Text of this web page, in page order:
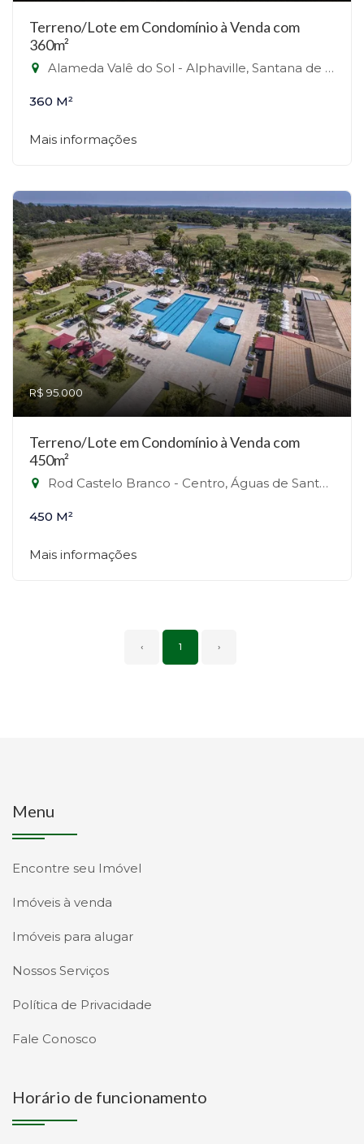
Terreno/Lote em Condomínio à Venda com
360m²
Alameda Valê do Sol - Alphaville, Santana de Parnaíba-SP
360 M²
Mais informações
R$ 95.000
Terreno/Lote em Condomínio à Venda com
450m²
Rod Castelo Branco - Centro, Águas de Santa Bárbara-SP
450 M²
Mais informações
‹ 1 ›
Menu
Encontre seu Imóvel
Imóveis à venda
Imóveis para alugar
Nossos Serviços
Política de Privacidade
Fale Conosco
Horário de funcionamento